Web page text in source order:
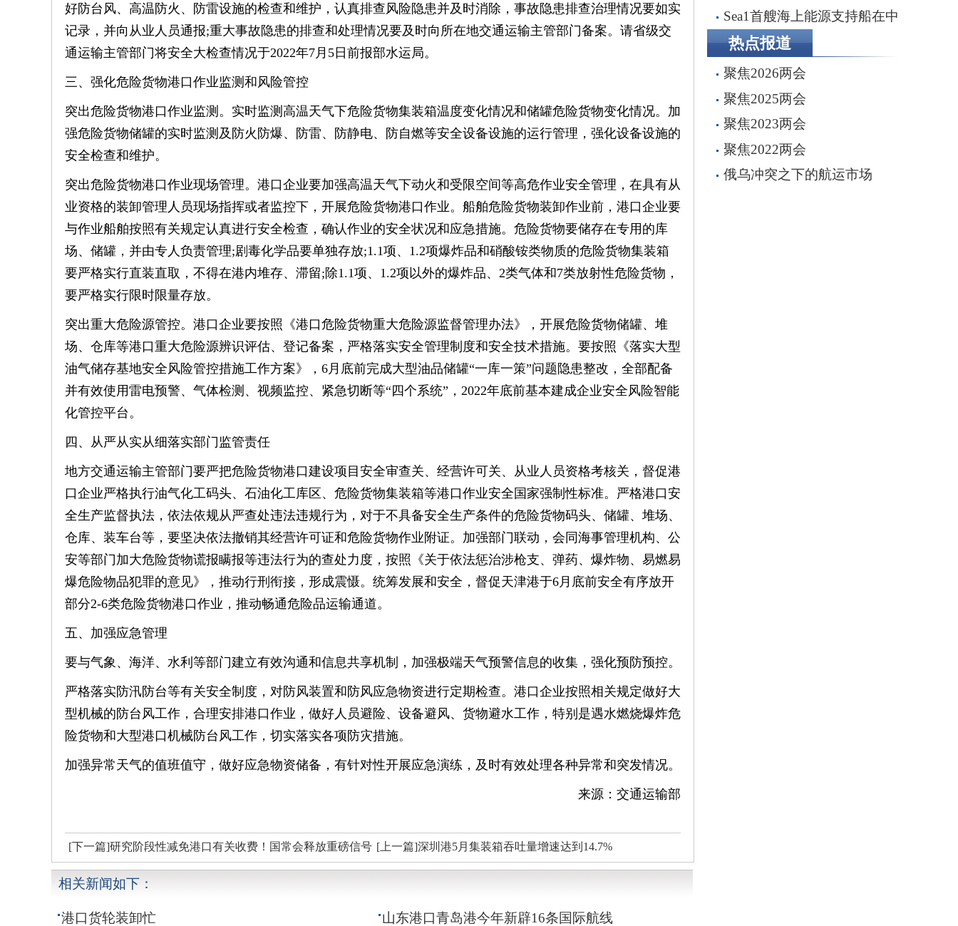
好防台风、高温防火、防雷设施的检查和维护，认真排查风险隐患并及时消除，事故隐患排查治理情况要如实
记录，并向从业人员通报;重大事故隐患的排查和处理情况要及时向所在地交通运输主管部门备案。请省级交
通运输主管部门将安全大检查情况于2022年7月5日前报部水运局。
三、强化危险货物港口作业监测和风险管控
突出危险货物港口作业监测。实时监测高温天气下危险货物集装箱温度变化情况和储罐危险货物变化情况。加
强危险货物储罐的实时监测及防火防爆、防雷、防静电、防自燃等安全设备设施的运行管理，强化设备设施的
安全检查和维护。
突出危险货物港口作业现场管理。港口企业要加强高温天气下动火和受限空间等高危作业安全管理，在具有从
业资格的装卸管理人员现场指挥或者监控下，开展危险货物港口作业。船舶危险货物装卸作业前，港口企业要
与作业船舶按照有关规定认真进行安全检查，确认作业的安全状况和应急措施。危险货物要储存在专用的库
场、储罐，并由专人负责管理;剧毒化学品要单独存放;1.1项、1.2项爆炸品和硝酸铵类物质的危险货物集装箱
要严格实行直装直取，不得在港内堆存、滞留;除1.1项、1.2项以外的爆炸品、2类气体和7类放射性危险货物，
要严格实行限时限量存放。
突出重大危险源管控。港口企业要按照《港口危险货物重大危险源监督管理办法》，开展危险货物储罐、堆
场、仓库等港口重大危险源辨识评估、登记备案，严格落实安全管理制度和安全技术措施。要按照《落实大型
油气储存基地安全风险管控措施工作方案》，6月底前完成大型油品储罐“一库一策”问题隐患整改，全部配备
并有效使用雷电预警、气体检测、视频监控、紧急切断等“四个系统”，2022年底前基本建成企业安全风险智能
化管控平台。
四、从严从实从细落实部门监管责任
地方交通运输主管部门要严把危险货物港口建设项目安全审查关、经营许可关、从业人员资格考核关，督促港
口企业严格执行油气化工码头、石油化工库区、危险货物集装箱等港口作业安全国家强制性标准。严格港口安
全生产监督执法，依法依规从严查处违法违规行为，对于不具备安全生产条件的危险货物码头、储罐、堆场、
仓库、装车台等，要坚决依法撤销其经营许可证和危险货物作业附证。加强部门联动，会同海事管理机构、公
安等部门加大危险货物谎报瞒报等违法行为的查处力度，按照《关于依法惩治涉枪支、弹药、爆炸物、易燃易
爆危险物品犯罪的意见》，推动行刑衔接，形成震慑。统筹发展和安全，督促天津港于6月底前安全有序放开
部分2-6类危险货物港口作业，推动畅通危险品运输通道。
五、加强应急管理
要与气象、海洋、水利等部门建立有效沟通和信息共享机制，加强极端天气预警信息的收集，强化预防预控。
严格落实防汛防台等有关安全制度，对防风装置和防风应急物资进行定期检查。港口企业按照相关规定做好大
型机械的防台风工作，合理安排港口作业，做好人员避险、设备避风、货物避水工作，特别是遇水燃烧爆炸危
险货物和大型港口机械防台风工作，切实落实各项防灾措施。
加强异常天气的值班值守，做好应急物资储备，有针对性开展应急演练，及时有效处理各种异常和突发情况。
来源：交通运输部
[下一篇]研究阶段性减免港口有关收费！国常会释放重磅信号 [上一篇]深圳港5月集装箱吞吐量增速达到14.7%
相关新闻如下：
港口货轮装卸忙 山东港口青岛港今年新辟16条国际航线
2.87亿美元
手打造全流程虚拟造船平台
Sea1首艘海上能源支持船在中
船船厂顺利下水
热点报道
聚焦2026两会
聚焦2025两会
聚焦2023两会
聚焦2022两会
俄乌冲突之下的航运市场